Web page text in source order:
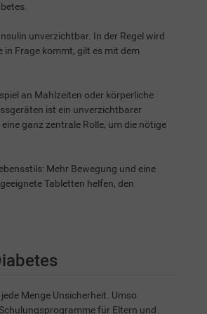
unverzichtbar. In der Regel wird
Frage kommt, gilt es mit dem
an Mahlzeiten oder körperliche
ist ein unverzichtbarer
ganz zentrale Rolle, um die nötige
Mehr Bewegung und eine
Tabletten helfen, den
Menge Unsicherheit. Umso
für Eltern und